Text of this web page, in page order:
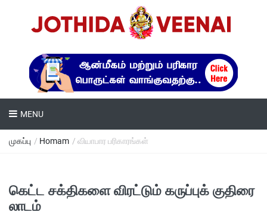
MENU
முகப்பு / Homam / வியாபார பரிகாரங்கள்
கெட்ட சக்திகளை விரட்டும் கருப்புக் குதிரை
லாடம்